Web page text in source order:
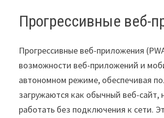
Прогрессивные веб-
Прогрессивные веб-приложения
возможности веб-приложений и
автономном режиме, обеспечивая
загружаются как обычный веб-
работать без подключения к сети.